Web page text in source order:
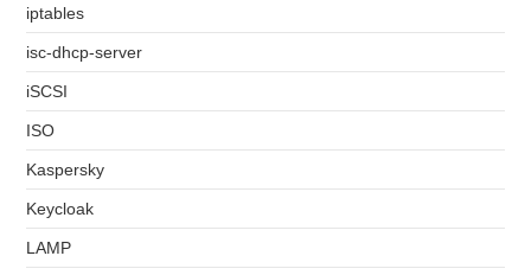
iptables
isc-dhcp-server
iSCSI
ISO
Kaspersky
Keycloak
LAMP